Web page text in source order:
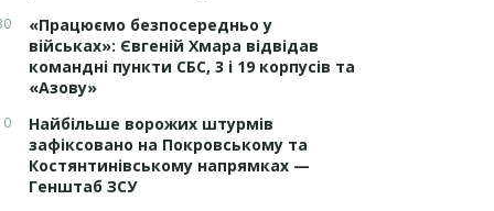
«Працюємо безпосередньо у
військах»: Євгеній Хмара відвідав
командні пункти СБС, 3 і 19 корпусів та
«Азову»
Найбільше ворожих штурмів
зафіксовано на Покровському та
Костянтинівському напрямках —
Генштаб ЗСУ